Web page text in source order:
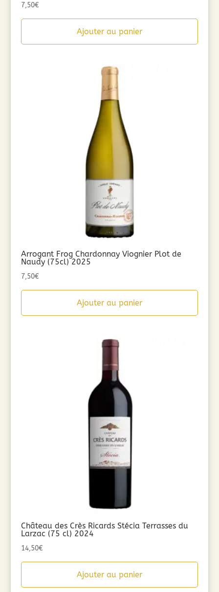
7,50€
Ajouter au panier
Arrogant Frog Chardonnay Viognier Plot de
Naudy (75cl) 2025
7,50€
Ajouter au panier
Château des Crès Ricards Stécia Terrasses du
Larzac (75 cl) 2024
14,50€
Ajouter au panier